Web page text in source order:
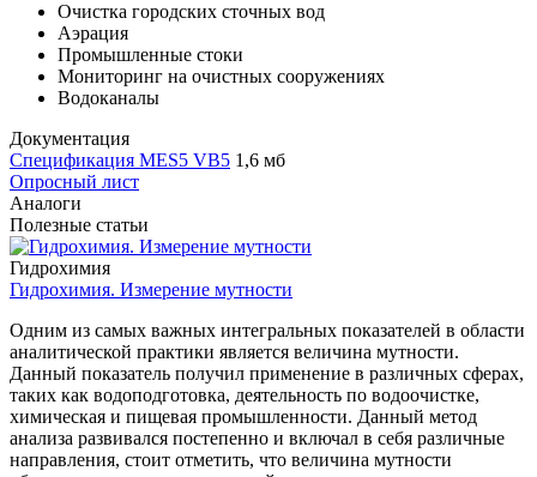
Очистка городских сточных вод
Аэрация
Промышленные стоки
Мониторинг на очистных сооружениях
Водоканалы
Документация
Спецификация MES5 VB5 1,6 мб
Опросный лист
Аналоги
Полезные статьи
Гидрохимия
Гидрохимия. Измерение мутности
Одним из самых важных интегральных показателей в области
аналитической практики является величина мутности.
Данный показатель получил применение в различных сферах,
таких как водоподготовка, деятельность по водоочистке,
химическая и пищевая промышленности. Данный метод
анализа развивался постепенно и включал в себя различные
направления, стоит отметить, что величина мутности